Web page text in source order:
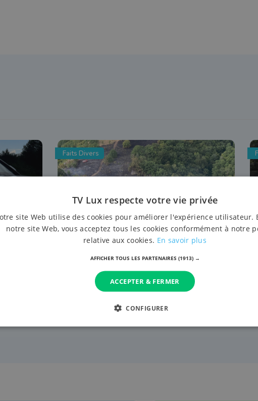
du
Faits Divers
Feu de forêt à Gedinne: la Zone de
secours Luxembourg dépêchée en
renfort
TV Lux respecte votre vie privée
site Web utilise des cookies pour améliorer l'expérience utilisateur.
notre site Web, vous acceptez tous les cookies conformément à notre
relative aux cookies. En savoir plus
AFFICHER TOUS LES PARTENAIRES (1913) →
ACCEPTER & FERMER
CONFIGURER